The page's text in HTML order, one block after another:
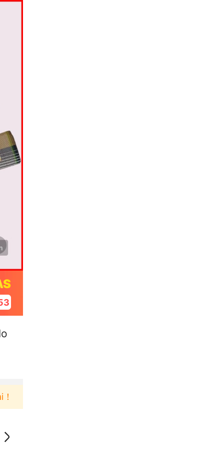
Pengguna baru berbelanja di aplikasi Akulaku bisa